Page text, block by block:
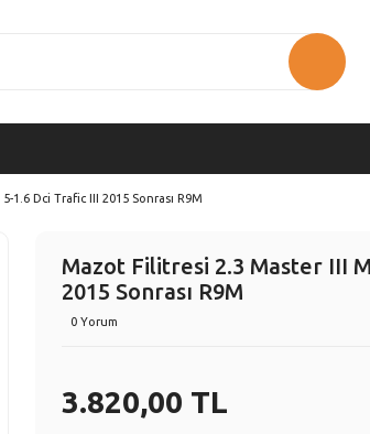
Dci Trafic III 2015 Sonrası R9M
Mazot Filitresi 2.3 Master III
2015 Sonrası R9M
0 Yorum
3.820,00 TL